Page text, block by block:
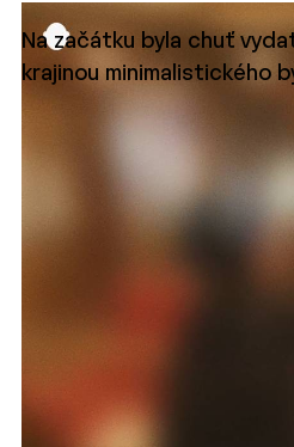
Na začátku byla chuť
krajinou minimalistického